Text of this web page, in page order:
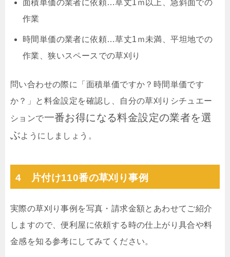
面積単価の業者に依頼…草丈1ｍ以上、急斜面での
作業
時間単価の業者に依頼…草丈1ｍ未満、平坦地での
作業、狭いスペースでの草刈り
問い合わせの際に「面積単価ですか？時間単価です
か？」と料金設定を確認し、自分の草刈りシチュエー
ションで一番お得になる料金設定の業者を選
ぶようにしましょう。
4 片付け110番の草刈り事例
実際の草刈り事例を写真・請求金額とあわせてご紹介
しますので、便利屋に依頼する時の仕上がり具合や料
金感を知る参考にしてみてください。